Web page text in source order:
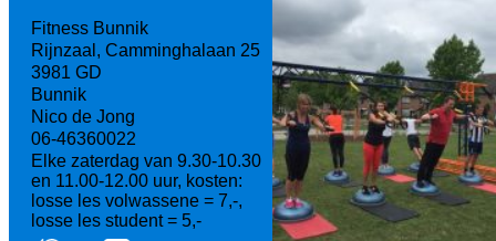
Fitness Bunnik
Rijnzaal, Camminghalaan 25
3981 GD
Bunnik
Nico de Jong
06-46360022
Elke zaterdag van 9.30-10.30
en 11.00-12.00 uur, kosten:
losse les volwassene = 7,-,
losse les student = 5,-